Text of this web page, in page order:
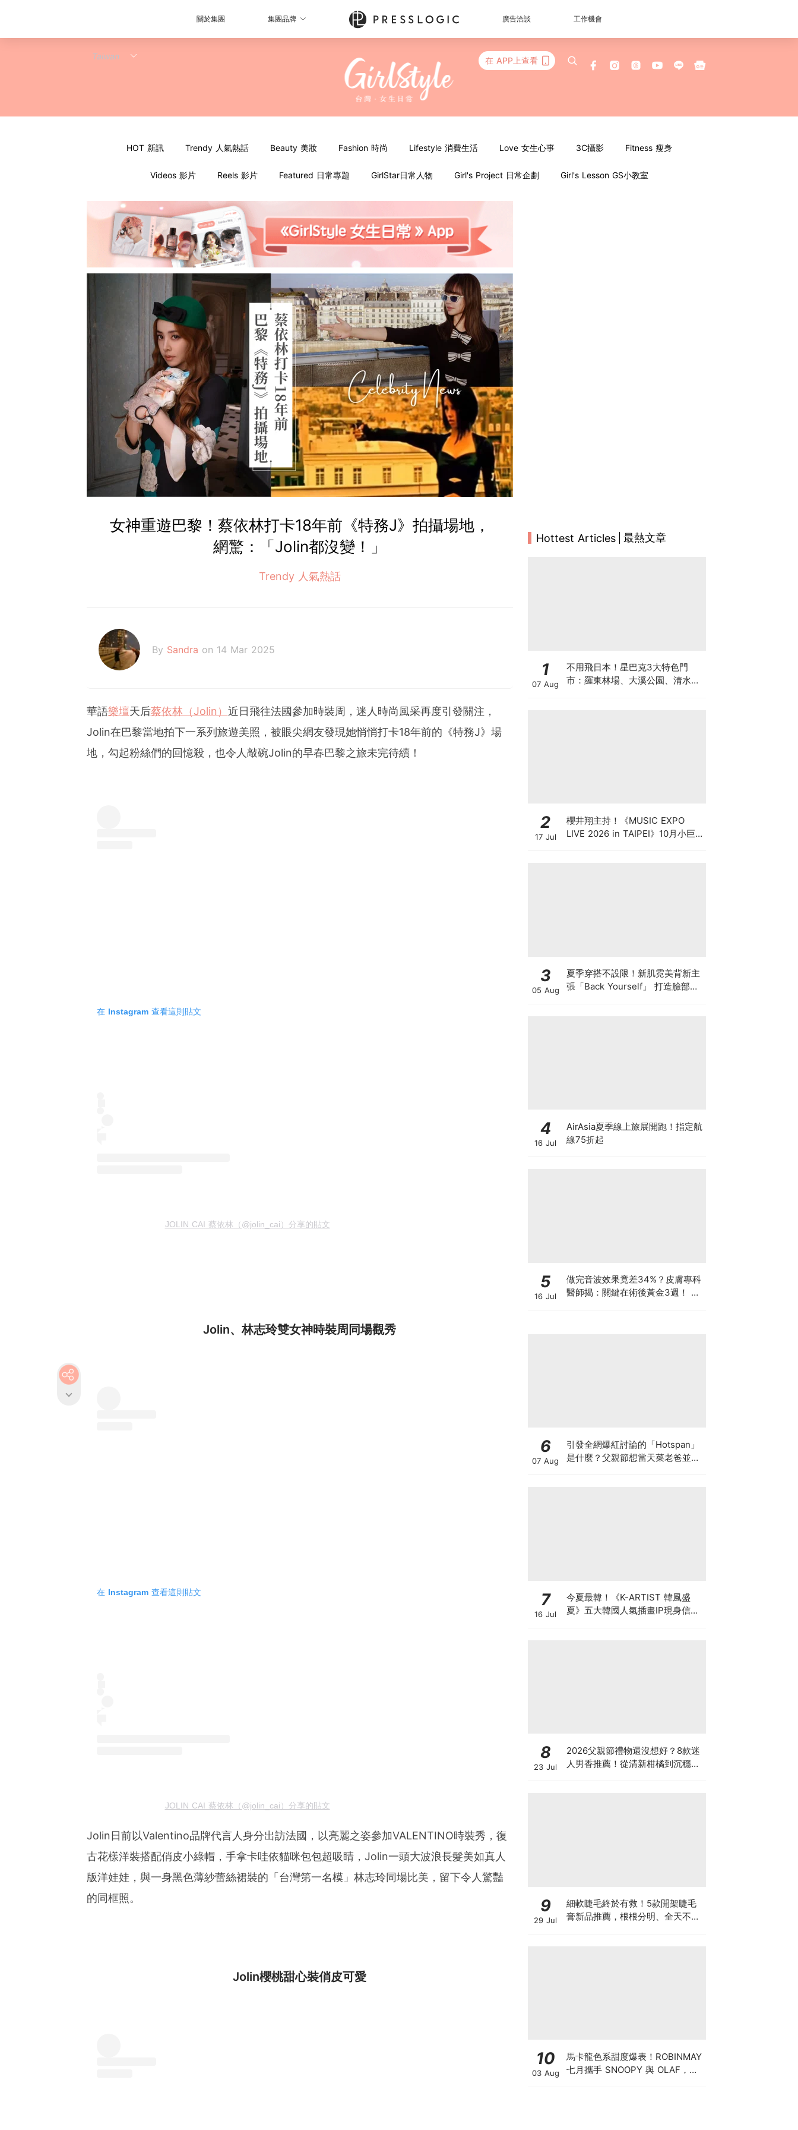
關於集團 集團品牌 廣告洽談 工作機會
在 APP上查看
HOT 新訊 Trendy 人氣熱話 Beauty 美妝 Fashion 時尚 Lifestyle 消費生活 Love 女生心事 3C攝影 Fitness 瘦身
Videos 影片 Reels 影片 Featured 日常專題 GirlStar日常人物 Girl's Project 日常企劃 Girl's Lesson GS小教室
女神重遊巴黎！蔡依林打卡18年前《特務J》拍攝場地，
網驚：「Jolin都沒變！」
Trendy 人氣熱話
By Sandra on 14 Mar 2025
華語樂壇天后蔡依林（Jolin） 近日飛往法國參加時裝周，迷人時尚風采再度引發關注，
Jolin在巴黎當地拍下一系列旅遊美照，被眼尖網友發現她悄悄打卡18年前的《特務J》場
地，勾起粉絲們的回憶殺，也令人敲碗Jolin的早春巴黎之旅未完待續！
在 Instagram 查看這則貼文
JOLIN CAI 蔡依林（@jolin_cai）分享的貼文
Jolin、林志玲雙女神時裝周同場觀秀
在 Instagram 查看這則貼文
JOLIN CAI 蔡依林（@jolin_cai）分享的貼文
Jolin日前以Valentino品牌代言人身分出訪法國，以亮麗之姿參加VALENTINO時裝秀，復
古花樣洋裝搭配俏皮小綠帽，手拿卡哇依貓咪包包超吸睛，Jolin一頭大波浪長髮美如真人
版洋娃娃，與一身黑色薄紗蕾絲裙裝的「台灣第一名模」林志玲同場比美，留下令人驚豔
的同框照。
Jolin櫻桃甜心裝俏皮可愛
Hottest Articles 最熱文章
1
07 Aug
不用飛日本！星巴克3大特色門
市：羅東林場、大溪公園、清水中
2
17 Jul
櫻井翔主持！《MUSIC EXPO
LIVE 2026 in TAIPEI》10月小巨
3
05 Aug
夏季穿搭不設限！新肌霓美背新主
張「Back Yourself」 打造臉部級
4
16 Jul
AirAsia夏季線上旅展開跑！指定航
線75折起
5
16 Jul
做完音波效果竟差34%？皮膚專科
醫師揭：關鍵在術後黃金3週！ 醫
6
07 Aug
引發全網爆紅討論的「Hotspan」
是什麼？父親節想當天菜老爸並不
7
16 Jul
今夏最韓！《K-ARTIST 韓風盛
夏》五大韓國人氣插畫IP現身信義
8
23 Jul
2026父親節禮物還沒想好？8款迷
人男香推薦！從清新柑橘到沉穩木
9
29 Jul
細軟睫毛終於有救！5款開架睫毛
膏新品推薦，根根分明、全天不塌
10
03 Aug
馬卡龍色系甜度爆表！ROBINMAY
七月攜手 SNOOPY 與 OLAF，打